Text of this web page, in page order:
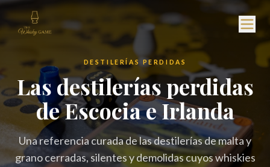
DESTILERÍAS PERDIDAS
Las destilerías perdidas
de Escocia e Irlanda
Una referencia curada de las destilerías de malta y
grano cerradas, silentes y demolidas cuyos whiskies